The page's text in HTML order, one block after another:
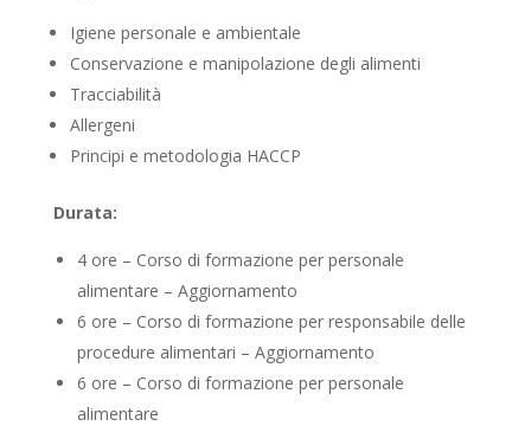
Igiene personale e ambientale
Conservazione e manipolazione degli alimenti
Tracciabilità
Allergeni
Principi e metodologia HACCP
Durata:
4 ore – Corso di formazione per personale
alimentare – Aggiornamento
6 ore – Corso di formazione per responsabile delle
procedure alimentari – Aggiornamento
6 ore – Corso di formazione per personale
alimentare